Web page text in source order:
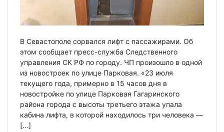
В Севастополе сорвался лифт с пассажирами. Об
этом сообщает пресс-служба Следственного
управления СК РФ по городу. ЧП произошло в одной
из новостроек по улице Парковая. «23 июля
текущего года, примерно в 15 часов дня в
новостройке по улице Парковая Гагаринского
района города с высоты третьего этажа упала
кабина лифта, в которой находилось три человека —
[…]